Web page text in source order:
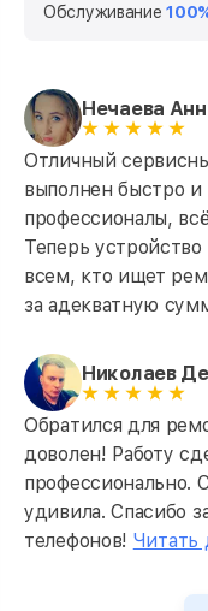
Обслуживание
Нечаева
Отличный
выполнен быстро и
профессионалы,
Теперь
всем, кто ищет
за адекватную
Николаев
Обратился для
доволен! Работу
профессионально.
удивила. Спасибо
телефонов! Читать